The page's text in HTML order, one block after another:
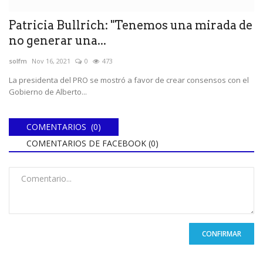
Patricia Bullrich: "Tenemos una mirada de
no generar una...
solfm Nov 16, 2021 0 473
La presidenta del PRO se mostró a favor de crear consensos con el
Gobierno de Alberto...
COMENTARIOS (0)
COMENTARIOS DE FACEBOOK (0)
CONFIRMAR